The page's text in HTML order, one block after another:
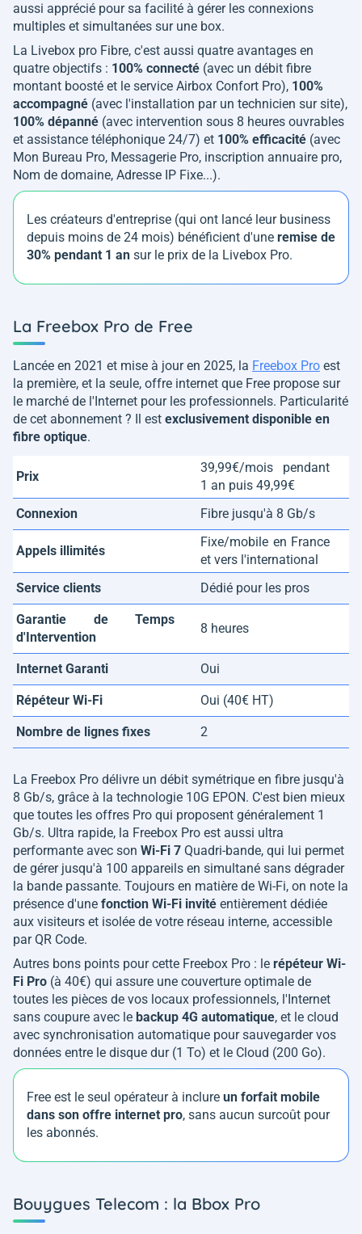
aussi apprécié pour sa facilité à gérer les connexions
multiples et simultanées sur une box.
La Livebox pro Fibre, c'est aussi quatre avantages en
quatre objectifs : 100% connecté (avec un débit fibre
montant boosté et le service Airbox Confort Pro), 100%
accompagné (avec l'installation par un technicien sur site),
100% dépanné (avec intervention sous 8 heures ouvrables
et assistance téléphonique 24/7) et 100% efficacité (avec
Mon Bureau Pro, Messagerie Pro, inscription annuaire pro,
Nom de domaine, Adresse IP Fixe...).
Les créateurs d'entreprise (qui ont lancé leur business
depuis moins de 24 mois) bénéficient d'une remise de
30% pendant 1 an sur le prix de la Livebox Pro.
La Freebox Pro de Free
Lancée en 2021 et mise à jour en 2025, la Freebox Pro est
la première, et la seule, offre internet que Free propose sur
le marché de l'Internet pour les professionnels. Particularité
de cet abonnement ? Il est exclusivement disponible en
fibre optique.
Prix
39,99€/mois pendant
1 an puis 49,99€
Connexion
Fibre jusqu'à 8 Gb/s
Appels illimités
Fixe/mobile en France
et vers l'international
Service clients
Dédié pour les pros
Garantie de Temps
d'Intervention
8 heures
Internet Garanti Oui
Répéteur Wi-Fi Oui (40€ HT)
Nombre de lignes fixes 2
La Freebox Pro délivre un débit symétrique en fibre jusqu'à
8 Gb/s, grâce à la technologie 10G EPON. C'est bien mieux
que toutes les offres Pro qui proposent généralement 1
Gb/s. Ultra rapide, la Freebox Pro est aussi ultra
performante avec son Wi-Fi 7 Quadri-bande, qui lui permet
de gérer jusqu'à 100 appareils en simultané sans dégrader
la bande passante. Toujours en matière de Wi-Fi, on note la
présence d'une fonction Wi-Fi invité entièrement dédiée
aux visiteurs et isolée de votre réseau interne, accessible
par QR Code.
Autres bons points pour cette Freebox Pro : le répéteur Wi-
Fi Pro (à 40€) qui assure une couverture optimale de
toutes les pièces de vos locaux professionnels, l'Internet
sans coupure avec le backup 4G automatique, et le cloud
avec synchronisation automatique pour sauvegarder vos
données entre le disque dur (1 To) et le Cloud (200 Go).
Free est le seul opérateur à inclure un forfait mobile
dans son offre internet pro, sans aucun surcoût pour
les abonnés.
Bouygues Telecom : la Bbox Pro